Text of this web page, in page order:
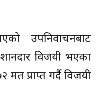
उपनिर्वाचनबाट
विजयी भएका
प्राप्त गर्दै विजयी